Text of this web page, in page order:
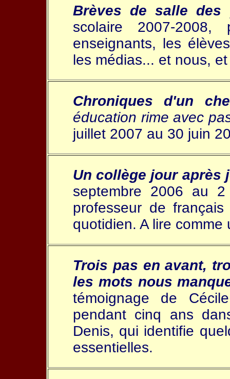
Brèves de salle des
scolaire 2007-
enseignants, les
les médias... et nous,
Chroniques d'un
éducation rime avec
juillet 2007 au 30 juin
Un collège jour après
septembre 2006 au
professeur de
quotidien. A lire
Trois pas en avant,
les mots nous
témoignage de
pendant cinq ans
Denis, qui identifie
essentielles.